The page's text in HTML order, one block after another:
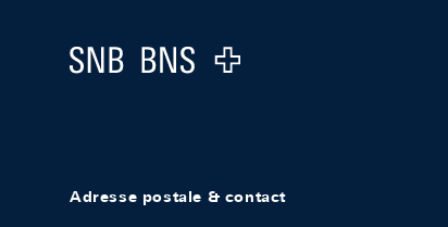
Logo
Adresse postale & contact